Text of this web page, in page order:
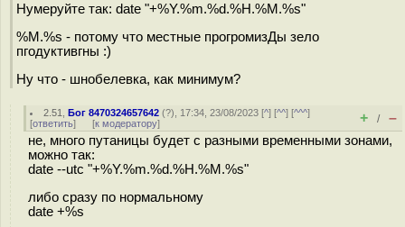
Нумеруйте так: date "+%Y.%m.%d.%H.%M.%s"
%M.%s - потому что местные прогромизДы зело
пгодуктивгны :)
Ну что - шнобелевка, как минимум?
2.51 ,Бог 8470324657642 (?), 17:34, 23/08/2023 [^] [^^] [^^^]
[ответить] [к модератору] + / –
не, много путаницы будет с разными временными зонами,
можно так:
date --utc "+%Y.%m.%d.%H.%M.%s"
либо сразу по нормальному
date +%s